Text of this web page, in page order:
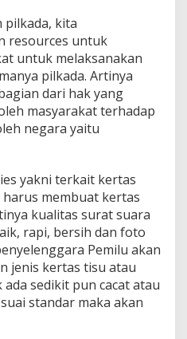
pilkada, kita
resources untuk
untuk melaksanakan
pilkada. Artinya
dari hak yang
masyarakat terhadap
negara yaitu
yakni terkait kertas
membuat kertas
kualitas surat suara
rapi, bersih dan foto
Pemilu akan
jenis kertas tisu atau
sedikit pun cacat atau
standar maka akan